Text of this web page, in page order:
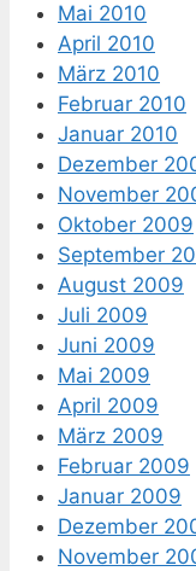
Mai 2010
April 2010
März 2010
Februar 2010
Januar 2010
Dezember
November
Oktober 2009
September
August 2009
Juli 2009
Juni 2009
Mai 2009
April 2009
März 2009
Februar 2009
Januar 2009
Dezember
November